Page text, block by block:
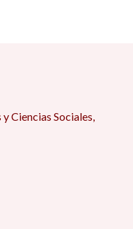
Ciencias Sociales,